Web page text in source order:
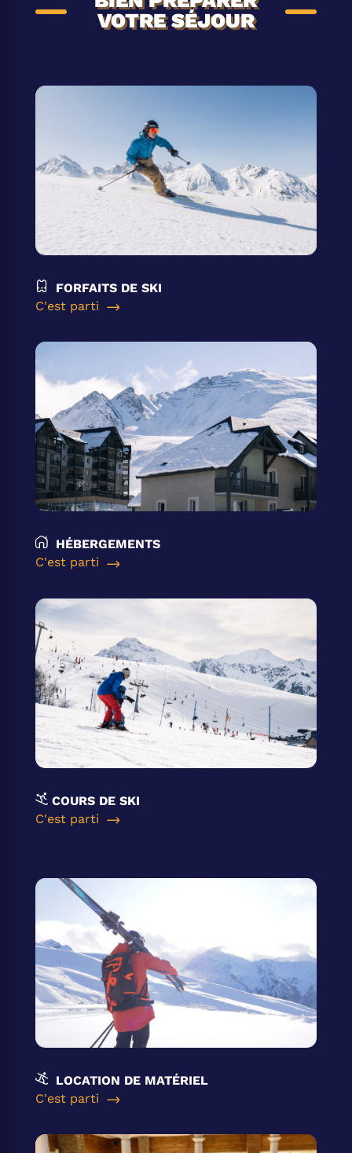
VOTRE SÉJOUR
FORFAITS DE SKI
C'est parti
HÉBERGEMENTS
C'est parti
COURS DE SKI
C'est parti
LOCATION DE MATÉRIEL
C'est parti